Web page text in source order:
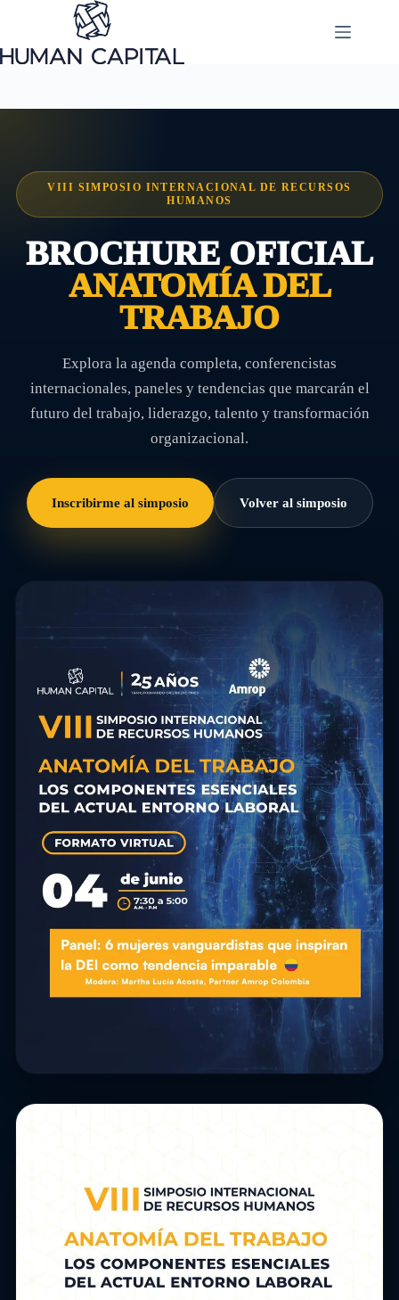
VIII SIMPOSIO INTERNACIONAL DE RECURSOS
HUMANOS
BROCHURE OFICIAL
ANATOMÍA DEL
TRABAJO
Explora la agenda completa, conferencistas
internacionales, paneles y tendencias que marcarán el
futuro del trabajo, liderazgo, talento y transformación
organizacional.
Inscribirme al simposio Volver al simposio